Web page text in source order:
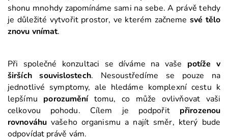
shonu mnohdy zapomínáme sami na sebe. A právě tehdy
je důležité vytvořit prostor, ve kterém začneme své tělo
znovu vnímat.
Při společné konzultaci se díváme na vaše potíže v
širších souvislostech. Nesoustředíme se pouze na
jednotlivé symptomy, ale hledáme komplexní cestu k
lepšímu porozuměnítomu, co může ovlivňovat vaši
celkovou pohodu. Cílem je podpořit přirozenou
rovnováhuvašeho organismu a najít směr, který bude
odpovídat právě vám.